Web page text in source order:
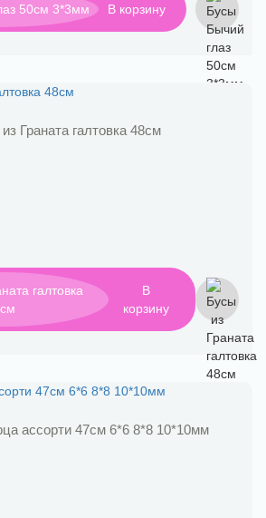
В корзину
Граната галтовка 48см
В
корзину
ассорти 47см 6*6 8*8 10*10мм